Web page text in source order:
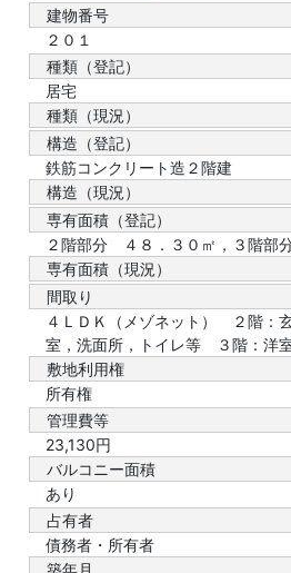
建物番号
２０１
種類（登記）
居宅
種類（現況）
構造（登記）
鉄筋コンクリート造２階建
構造（現況）
専有面積（登記）
２階部分 ４８．３０㎡，３階部
専有面積（現況）
間取り
４ＬＤＫ（メゾネット） ２階：
室，洗面所，トイレ等 ３階：洋
敷地利用権
所有権
管理費等
23,130円
バルコニー面積
あり
占有者
債務者・所有者